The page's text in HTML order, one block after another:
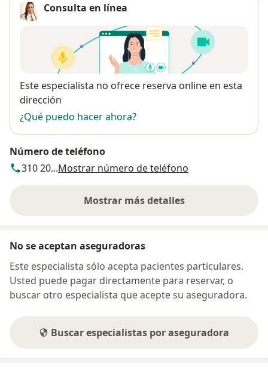
Consulta en línea
Disponibilidad
Este especialista no ofrece reserva online en esta
dirección
¿Qué puedo hacer ahora?
Número de teléfono
310 20...Mostrar número de teléfono
Mostrar más detalles
sobre la dirección
No se aceptan aseguradoras
Este especialista sólo acepta pacientes particulares.
Usted puede pagar directamente para reservar, o
buscar otro especialista que acepte su aseguradora.
Buscar especialistas por aseguradora